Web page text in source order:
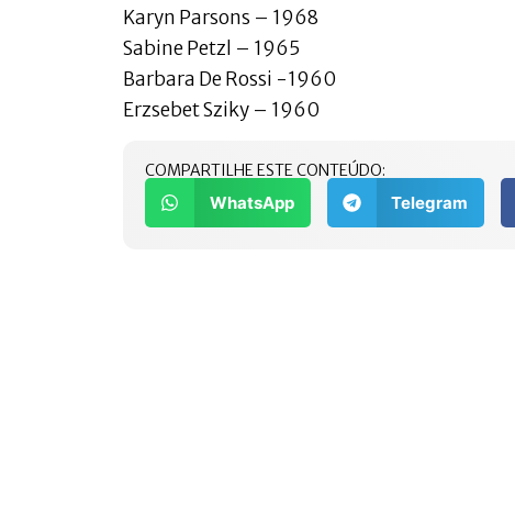
Karyn Parsons – 1968
Sabine Petzl – 1965
Barbara De Rossi -1960
Erzsebet Sziky – 1960
COMPARTILHE ESTE CONTEÚDO:
WhatsApp Telegram